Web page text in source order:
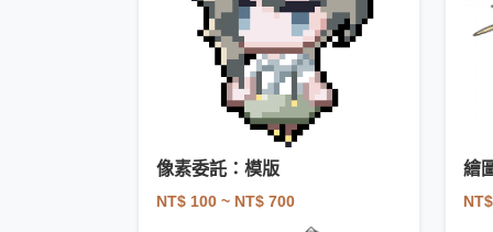
像素委託：模版
NT$ 100 ~ NT$ 700
繪